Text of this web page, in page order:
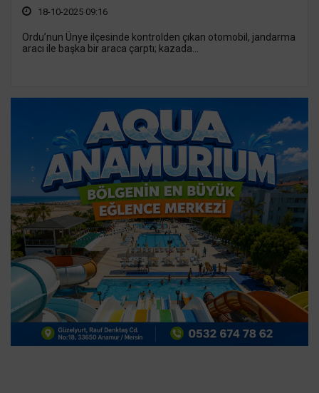
18-10-2025 09:16
Ordu’nun Ünye ilçesinde kontrolden çıkan otomobil, jandarma
aracı ile başka bir araca çarptı; kazada...